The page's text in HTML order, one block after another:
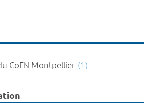
CoEN Montpellier (1)